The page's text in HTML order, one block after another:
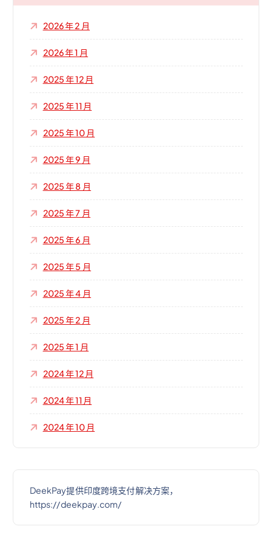
2026 年 2 月
2026 年 1 月
2025 年 12 月
2025 年 11 月
2025 年 10 月
2025 年 9 月
2025 年 8 月
2025 年 7 月
2025 年 6 月
2025 年 5 月
2025 年 4 月
2025 年 2 月
2025 年 1 月
2024 年 12 月
2024 年 11 月
2024 年 10 月
DeekPay提供印度跨境支付解决方案，
https://deekpay.com/